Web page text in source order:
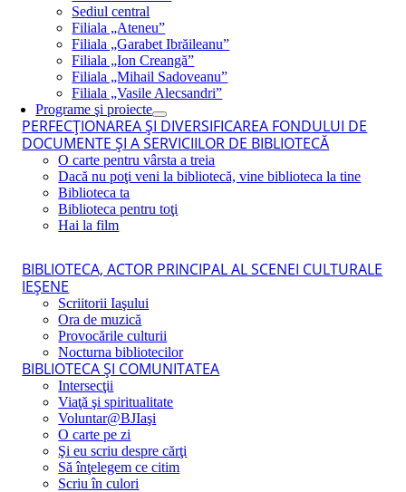
Sediul central
Filiala „Ateneu”
Filiala „Garabet Ibrăileanu”
Filiala „Ion Creangă”
Filiala „Mihail Sadoveanu”
Filiala „Vasile Alecsandri”
Programe şi proiecte
PERFECŢIONAREA ŞI DIVERSIFICAREA FONDULUI DE
DOCUMENTE ŞI A SERVICIILOR DE BIBLIOTECĂ
O carte pentru vârsta a treia
Dacă nu poţi veni la bibliotecă, vine biblioteca la tine
Biblioteca ta
Biblioteca pentru toţi
Hai la film
BIBLIOTECA, ACTOR PRINCIPAL AL SCENEI CULTURALE
IEŞENE
Scriitorii Iaşului
Ora de muzică
Provocările culturii
Nocturna bibliotecilor
BIBLIOTECA ŞI COMUNITATEA
Intersecţii
Viaţă şi spiritualitate
Voluntar@BJIaşi
O carte pe zi
Şi eu scriu despre cărţi
Să înţelegem ce citim
Scriu în culori